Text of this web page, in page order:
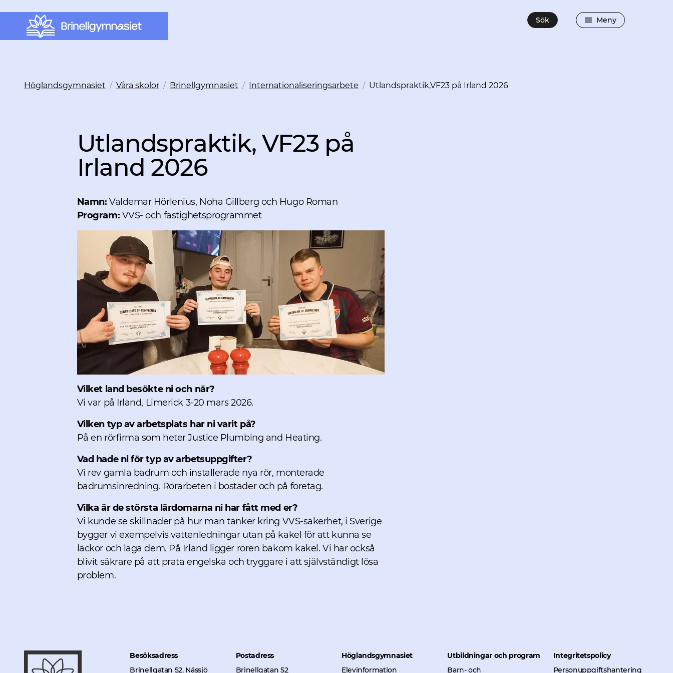
Sök Meny
Höglandsgymnasiet / Våra skolor / Brinellgymnasiet / Internationaliseringsarbete / Utlandspraktik,VF23 på Irland 2026
Utlandspraktik, VF23 på
Irland 2026
Namn: Valdemar Hörlenius, Noha Gillberg och Hugo Roman
Program: VVS- och fastighetsprogrammet
Vilket land besökte ni och när?
Vi var på Irland, Limerick 3-20 mars 2026.
Vilken typ av arbetsplats har ni varit på?
På en rörfirma som heter Justice Plumbing and Heating.
Vad hade ni för typ av arbetsuppgifter?
Vi rev gamla badrum och installerade nya rör, monterade
badrumsinredning. Rörarbeten i bostäder och på företag.
Vilka är de största lärdomarna ni har fått med er?
Vi kunde se skillnader på hur man tänker kring VVS-säkerhet, i Sverige
bygger vi exempelvis vattenledningar utan på kakel för att kunna se
läckor och laga dem. På Irland ligger rören bakom kakel. Vi har också
blivit säkrare på att prata engelska och tryggare i att självständigt lösa
problem.
Besöksadress
Brinellgatan 52, Nässjö
Postadress
Brinellgatan 52
Höglandsgymnasiet
Elevinformation
Utbildningar och program
Barn- och
Integritetspolicy
Personuppgiftshantering